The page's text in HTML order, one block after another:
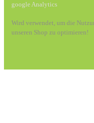
google Analytics
Wird verwendet, um die
unseren Shop zu optimieren!